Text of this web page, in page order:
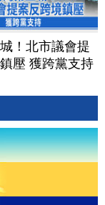
！北市議會提
壓 獲跨黨支持